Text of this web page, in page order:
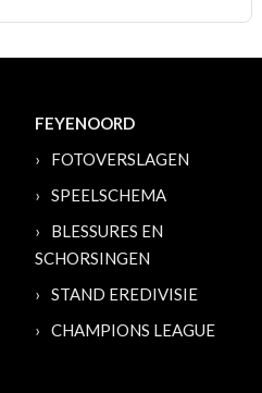
FEYENOORD
FOTOVERSLAGEN
SPEELSCHEMA
BLESSURES EN
SCHORSINGEN
STAND EREDIVISIE
CHAMPIONS LEAGUE